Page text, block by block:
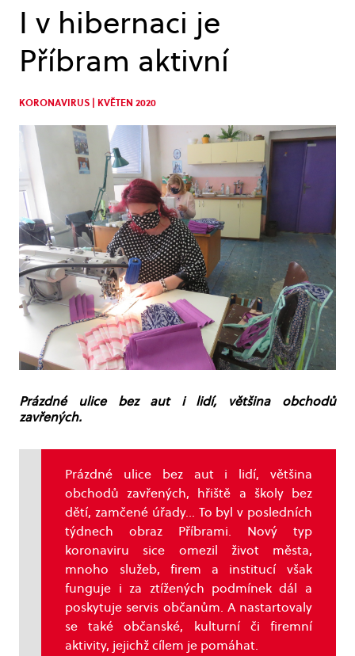
I v hibernaci je
Příbram aktivní
KORONAVIRUS | KVĚTEN 2020
Prázdné ulice bez aut i lidí, většina obchodů
zavřených.
Prázdné ulice bez aut i lidí, většina
obchodů zavřených, hřiště a školy bez
dětí, zamčené úřady… To byl v posledních
týdnech obraz Příbrami. Nový typ
koronaviru sice omezil život města,
mnoho služeb, firem a institucí však
funguje i za ztížených podmínek dál a
poskytuje servis občanům. A nastartovaly
se také občanské, kulturní či firemní
aktivity, jejichž cílem je pomáhat.